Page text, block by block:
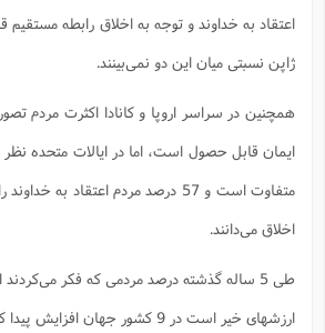
اعتقاد به خداوند و توجه به اخلاق رابطه مستقیم
ژاپن نسبتی میان این دو نمی‌بینند.
همچنین در سراسر اروپا و کانادا اکثرت مردم
ایمان قابل حصول است، اما در ایالات متحده نظر
متفاوت است و 57 درصد مردم اعتقاد به
اخلاق می‌دانند.
طی 5 ساله گذشته درصد مردمی که فکر می‌کردند